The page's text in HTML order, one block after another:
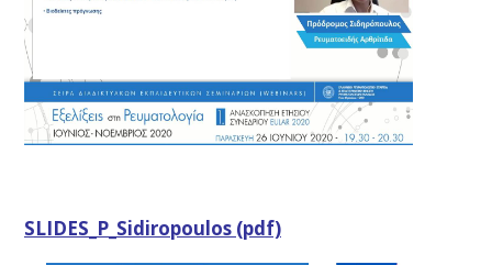
SLIDES_P_Sidiropoulos (pdf)